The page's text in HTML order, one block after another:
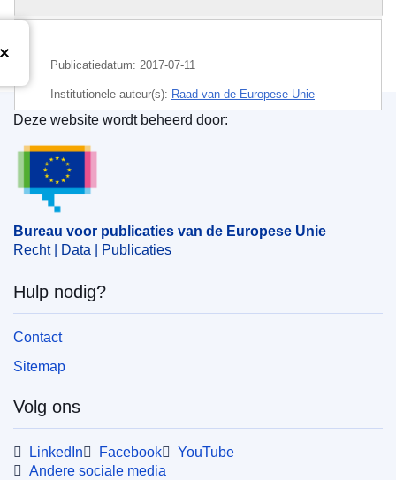
Publicatiedatum: 2017-07-11
Institutionele auteur(s): Raad van de Europese Unie
van de Regio's
CELEX : 32017D1335
ELI :
OJ : JOL_2017_185_R_0012
Bureau voor publicaties van de Europese Unie
Deze website wordt beheerd door:
Bureau voor publicaties van de Europese Unie
Recht | Data | Publicaties
Hulp nodig?
Contact
Sitemap
Volg ons
LinkedIn Facebook
YouTube
Andere sociale media